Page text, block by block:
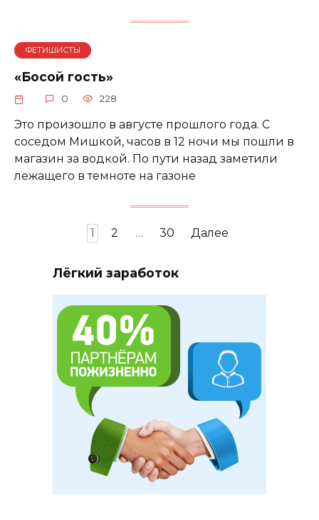
ФЕТИШИСТЫ
«Босой гость»
0 228
Это произошло в августе прошлого года. С
соседом Мишкой, часов в 12 ночи мы пошли в
магазин за водкой. По пути назад заметили
лежащего в темноте на газоне
1 2 … 30 Далее
Лёгкий заработок